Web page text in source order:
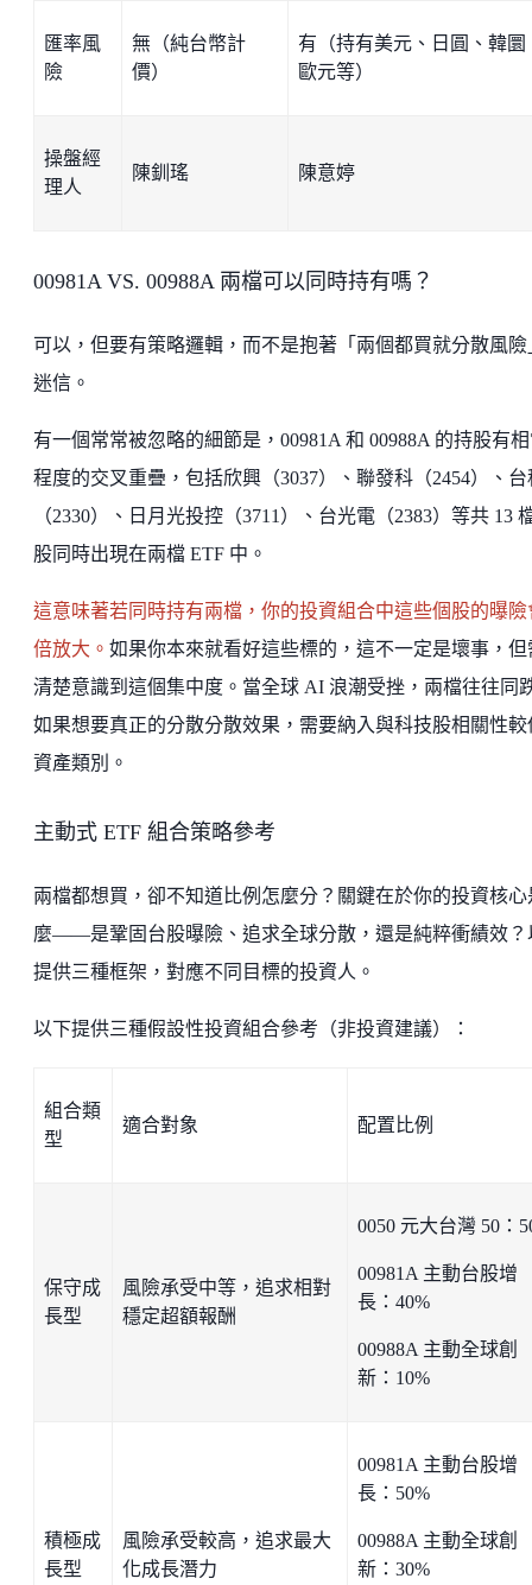
匯率風
險
無（純台幣計
價）
有（持有美元、日圓、韓圜
歐元等）
操盤經
理人
陳釧瑤 陳意婷
00981A VS. 00988A 兩檔可以同時持有嗎？
可以，但要有策略邏輯，而不是抱著「兩個都買就分散風險
迷信。
有一個常常被忽略的細節是，00981A 和 00988A 的持股有
程度的交叉重疊，包括欣興（3037）、聯發科（2454）、台
（2330）、日月光投控（3711）、台光電（2383）等共 13
股同時出現在兩檔 ETF 中。
這意味著若同時持有兩檔，你的投資組合中這些個股的曝險
倍放大。 如果你本來就看好這些標的，這不一定是壞事，但
清楚意識到這個集中度。當全球 AI 浪潮受挫，兩檔往往同
如果想要真正的分散分散效果，需要納入與科技股相關性較
資產類別。
主動式 ETF 組合策略參考
兩檔都想買，卻不知道比例怎麼分？關鍵在於你的投資核心
麼——是鞏固台股曝險、追求全球分散，還是純粹衝績效？
提供三種框架，對應不同目標的投資人。
以下提供三種假設性投資組合參考（非投資建議）：
組合類
型
適合對象 配置比例
保守成
長型
風險承受中等，追求相對
穩定超額報酬
0050 元大台灣 50：
00981A 主動台股增
長：40%
00988A 主動全球創
新：10%
積極成
長型
風險承受較高，追求最大
化成長潛力
00981A 主動台股增
長：50%
00988A 主動全球創
新：30%